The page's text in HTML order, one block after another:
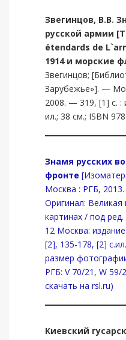
Звегинцов, В.В.
русской армии
étendards de
1914 и морские
Звегинцов;
Зарубежье»]. —
2008. — 319, [1] c. :
ил.; 38 см.; ISBN
Знамя русских
фронте
Москва : РГБ,
Оригинал: Великая
картинах / под
12 Москва:
[2], 135-178, [2]
размер
РГБ: V 70/21, W 59/
скачать на rsl.ru)
Киевский